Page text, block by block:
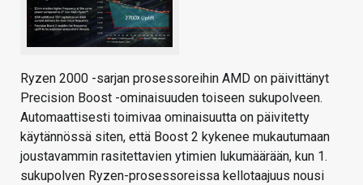
Ryzen 2000 -sarjan prosessoreihin AMD on päivittänyt
Precision Boost -ominaisuuden toiseen sukupolveen.
Automaattisesti toimivaa ominaisuutta on päivitetty
käytännössä siten, että Boost 2 kykenee mukautumaan
joustavammin rasitettavien ytimien lukumäärään, kun 1.
sukupolven Ryzen-prosessoreissa kellotaajuus nousi